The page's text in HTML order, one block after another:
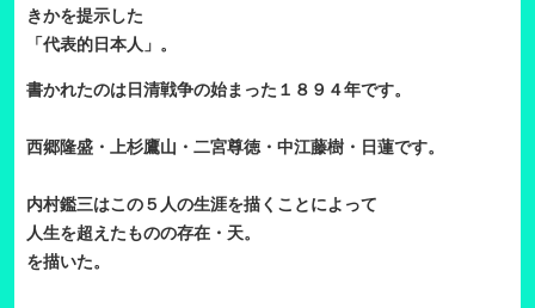
きかを提示した
「代表的日本人」。
書かれたのは日清戦争の始まった１８９４年です。
西郷隆盛・上杉鷹山・二宮尊徳・中江藤樹・日蓮です。
内村鑑三はこの５人の生涯を描くことによって
人生を超えたものの存在・天。
を描いた。